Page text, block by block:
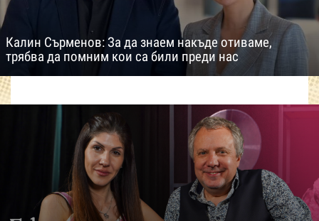
Калин Сърменов: За да знаем накъде отиваме,
трябва да помним кои са били преди нас